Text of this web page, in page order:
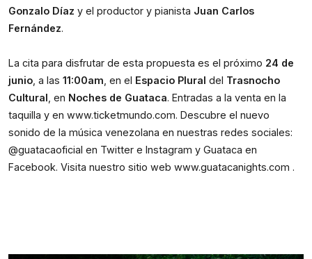
Gonzalo Díaz y el productor y pianista Juan Carlos
Fernández.
La cita para disfrutar de esta propuesta es el próximo 24 de
junio , a las 11:00am , en el Espacio Plural del Trasnocho
Cultural , en Noches de Guataca. Entradas a la venta en la
taquilla y en www.ticketmundo.com. Descubre el nuevo
sonido de la música venezolana en nuestras redes sociales:
@guatacaoficial en Twitter e Instagram y Guataca en
Facebook. Visita nuestro sitio web www.guatacanights.com .